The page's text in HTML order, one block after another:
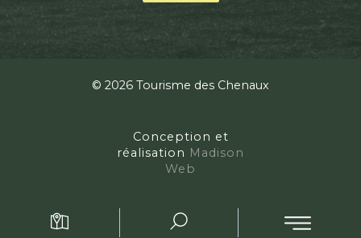
© 2026 Tourisme des Chenaux
Conception et
réalisation Madison
Web